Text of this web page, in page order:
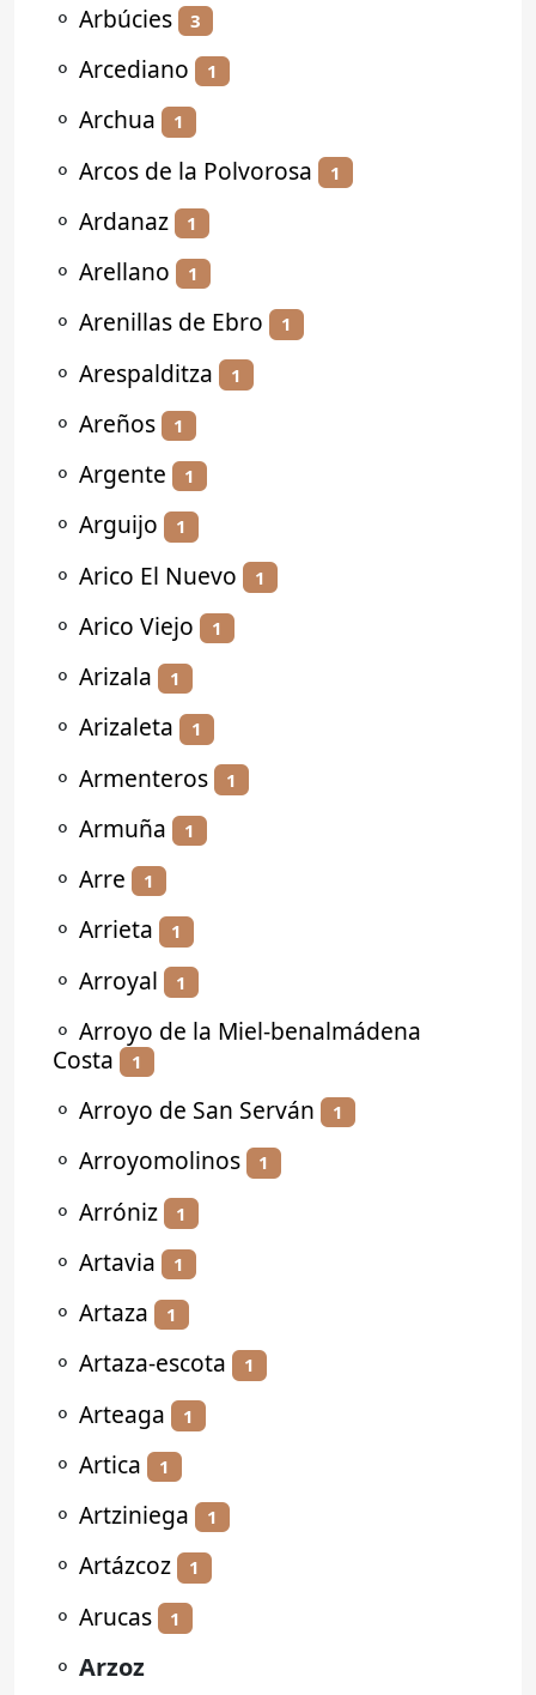
⚬ Arbúcies 3
⚬ Arcediano 1
⚬ Archua 1
⚬ Arcos de la Polvorosa 1
⚬ Ardanaz 1
⚬ Arellano 1
⚬ Arenillas de Ebro 1
⚬ Arespalditza 1
⚬ Areños 1
⚬ Argente 1
⚬ Arguijo 1
⚬ Arico El Nuevo 1
⚬ Arico Viejo 1
⚬ Arizala 1
⚬ Arizaleta 1
⚬ Armenteros 1
⚬ Armuña 1
⚬ Arre 1
⚬ Arrieta 1
⚬ Arroyal 1
⚬ Arroyo de la Miel-benalmádena
Costa
1
⚬ Arroyo de San Serván 1
⚬ Arroyomolinos 1
⚬ Arróniz 1
⚬ Artavia 1
⚬ Artaza 1
⚬ Artaza-escota 1
⚬ Arteaga 1
⚬ Artica 1
⚬ Artziniega 1
⚬ Artázcoz 1
⚬ Arucas 1
⚬ Arzoz